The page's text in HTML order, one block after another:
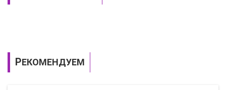
РЕКОМЕНДУЕМ